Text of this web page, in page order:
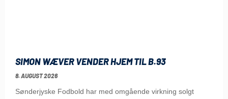
SIMON WÆVER VENDER HJEM TIL B.93
8. AUGUST 2026
Sønderjyske Fodbold har med omgående virkning solgt